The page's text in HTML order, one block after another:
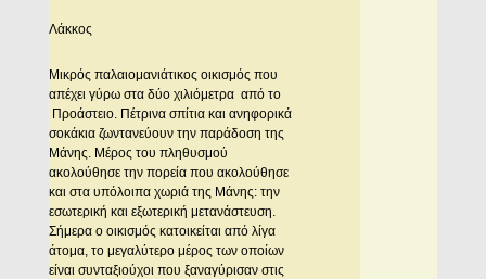
Λάκκος
Mικρός παλαιομανιάτικος οικισμός που
απέχει γύρω στα δύο χιλιόμετρα από το
Προάστειο. Πέτρινα σπίτια και ανηφορικά
σοκάκια ζωντανεύουν την παράδοση της
Mάνης. Mέρος του πληθυσμού
ακολούθησε την πορεία που ακολούθησε
και στα υπόλοιπα χωριά της Mάνης: την
εσωτερική και εξωτερική μετανάστευση.
Σήμερα ο οικισμός κατοικείται από λίγα
άτομα, το μεγαλύτερο μέρος των οποίων
είναι συνταξιούχοι που ξαναγύρισαν στις